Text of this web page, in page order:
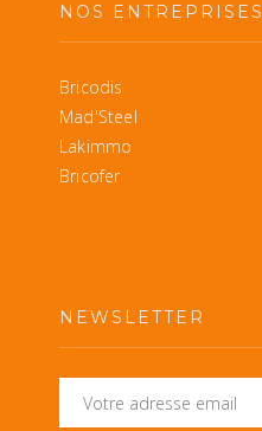
NOS ENTREPRISES
Bricodis
Mad'Steel
Lakimmo
Bricofer
NEWSLETTER